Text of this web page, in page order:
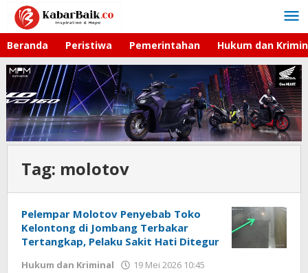
Lewati
konten
Beranda Peristiwa Pemerintahan Hukum dan
Tag: molotov
Pelempar Molotov Penyebab Toko
Kelontong di Jombang Terbakar
Tertangkap, Pelaku Sakit Hati Ditegur
Hukum dan Kriminal
19 Mei 2026 10:45